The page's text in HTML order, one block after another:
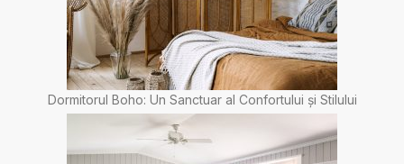
Dormitorul Boho: Un Sanctuar al Confortului și Stilului